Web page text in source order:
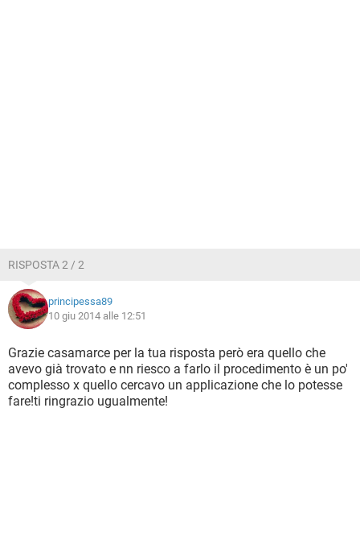
RISPOSTA 2 / 2
principessa89
10 giu 2014 alle 12:51
Grazie casamarce per la tua risposta però era quello che
avevo già trovato e nn riesco a farlo il procedimento è un po'
complesso x quello cercavo un applicazione che lo potesse
fare!ti ringrazio ugualmente!